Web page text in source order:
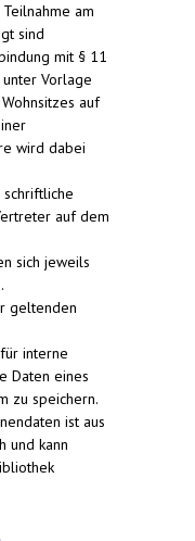
am
sind
mit § 11
Vorlage
auf
wird dabei
auf dem
sich jeweils
geltenden
interne
Daten eines
zu speichern.
ist aus
und kann